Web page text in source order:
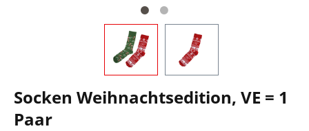
Socken Weihnachtsedition, VE = 1
Paar